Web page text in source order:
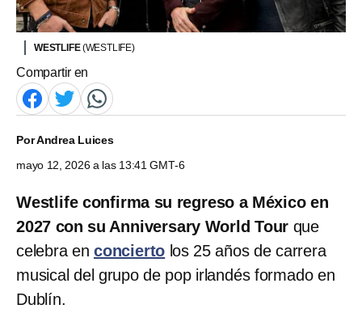
WESTLIFE(WESTLIFE)
Compartir en
PorAndrea Luices
mayo 12, 2026 a las 13:41 GMT-6
Westlife confirma su regreso a México en
2027 con su Anniversary World Tour que
celebra enconcierto los 25 años de carrera
musical del grupo de pop irlandés formado en
Dublín.